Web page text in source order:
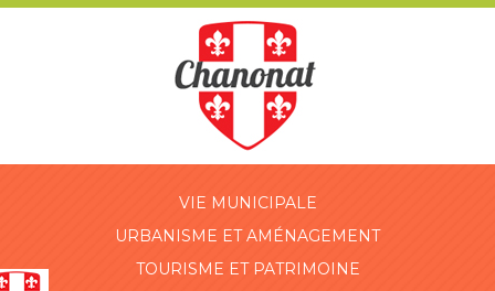
VIE MUNICIPALE
URBANISME ET AMÉNAGEMENT
TOURISME ET PATRIMOINE